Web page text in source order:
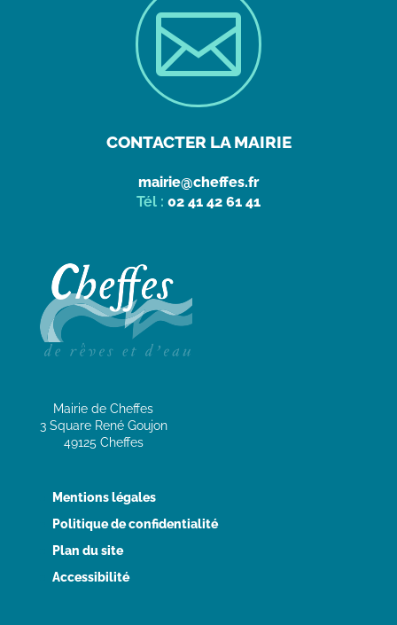

CONTACTER LA MAIRIE
mairie@cheffes.fr
Tél : 02 41 42 61 41
Mairie de Cheffes
3 Square René Goujon
49125 Cheffes
Mentions légales
Politique de confidentialité
Plan du site
Accessibilité